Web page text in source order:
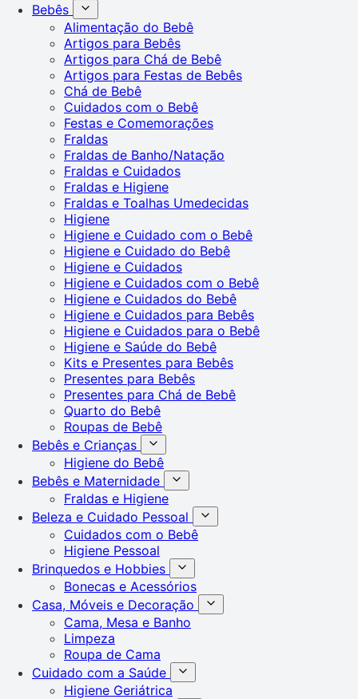
Bebês
Alimentação do Bebê
Artigos para Bebês
Artigos para Chá de Bebê
Artigos para Festas de Bebês
Chá de Bebê
Cuidados com o Bebê
Festas e Comemorações
Fraldas
Fraldas de Banho/Natação
Fraldas e Cuidados
Fraldas e Higiene
Fraldas e Toalhas Umedecidas
Higiene
Higiene e Cuidado com o Bebê
Higiene e Cuidado do Bebê
Higiene e Cuidados
Higiene e Cuidados com o Bebê
Higiene e Cuidados do Bebê
Higiene e Cuidados para Bebês
Higiene e Cuidados para o Bebê
Higiene e Saúde do Bebê
Kits e Presentes para Bebês
Presentes para Bebês
Presentes para Chá de Bebê
Quarto do Bebê
Roupas de Bebê
Bebês e Crianças
Higiene do Bebê
Bebês e Maternidade
Fraldas e Higiene
Beleza e Cuidado Pessoal
Cuidados com o Bebê
Higiene Pessoal
Brinquedos e Hobbies
Bonecas e Acessórios
Casa, Móveis e Decoração
Cama, Mesa e Banho
Limpeza
Roupa de Cama
Cuidado com a Saúde
Higiene Geriátrica